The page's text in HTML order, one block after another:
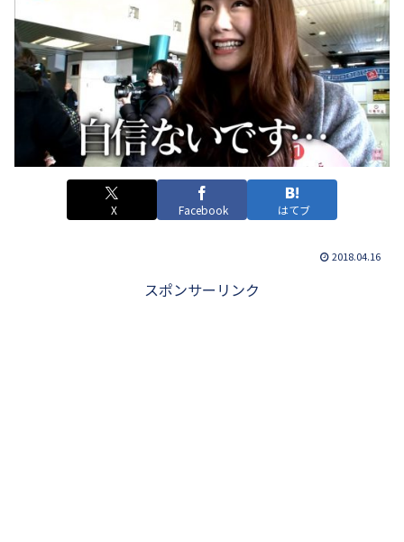
X Facebook はてブ
2018.04.16
スポンサーリンク